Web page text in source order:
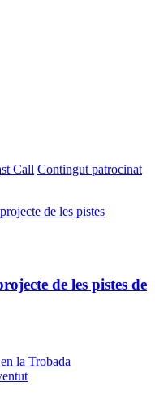
Call Contingut patrocinat
de les pistes de